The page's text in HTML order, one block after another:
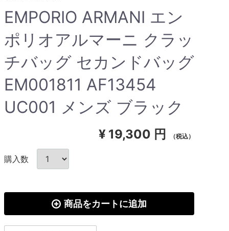
EMPORIO ARMANI エン
ポリオアルマーニ クラッ
チバッグ セカンドバッグ
EM001811 AF13454
UC001 メンズ ブラック
¥ 19,300 円 （税込）
購入数
商品をカートに追加